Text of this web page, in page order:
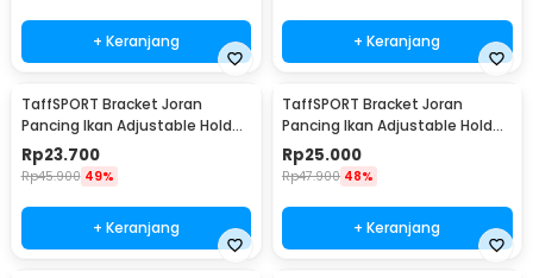
+ Keranjang + Keranjang
TaffSPORT Bracket Joran
Pancing Ikan Adjustable Holder
1.4M - V-003
Rp23.700
Rp45.900 49%
+ Keranjang
TaffSPORT Bracket Joran
Pancing Ikan Adjustable Holder
2.1M - V-003
Rp25.000
Rp47.900 48%
+ Keranjang